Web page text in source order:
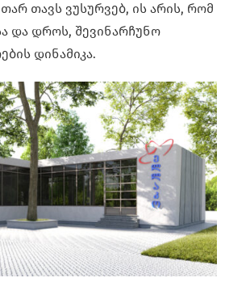
თავს ვუსურვებ, ის არის, რომ
და დროს, შევინარჩუნო
დინამიკა.